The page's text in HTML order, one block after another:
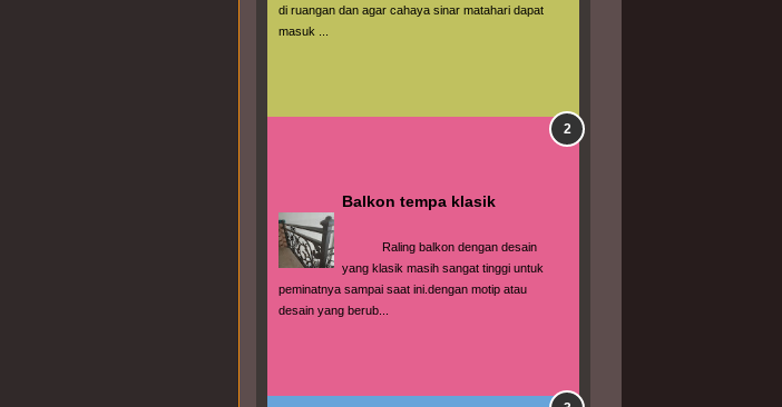
di ruangan dan agar cahaya sinar matahari dapat
masuk ...
Balkon tempa klasik
Raling balkon dengan desain
yang klasik masih sangat tinggi untuk
peminatnya sampai saat ini.dengan motip atau
desain yang berub...